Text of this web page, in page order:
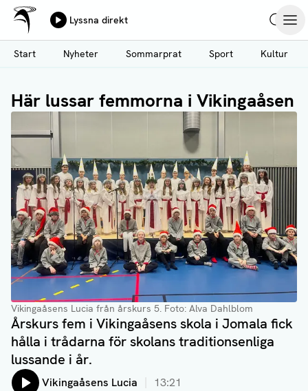
Hoppa
till
huvudinnehåll
Ålands Radio & TV
Lyssna direkt
Start
Nyheter Sommarprat Sport Kultur
Här lussar femmorna i Vikingaåsen
Vikingaåsens Lucia från årskurs 5. Foto: Alva Dahlblom
Årskurs fem i Vikingaåsens skola i Jomala fick
hålla i trådarna för skolans traditionsenliga
lussande i år.
Lyssna på:
Vikingaåsens Lucia 13:21